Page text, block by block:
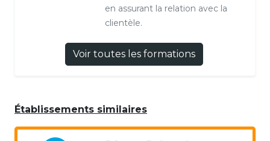
en assurant la relation avec la
clientèle.
Voir toutes les formations
Établissements similaires